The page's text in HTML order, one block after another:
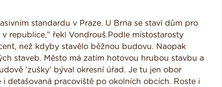
standardu v Praze. U Brna se staví dům pro
republice," řekl Vondrouš.Podle místostarosty
než kdyby stavělo běžnou budovu. Naopak
staveb. Město má zatím hotovou hrubou stavbu a
'zušky' býval okresní úřad. Je tu jen obor
detašovaná pracoviště po okolních obcích. Roste i